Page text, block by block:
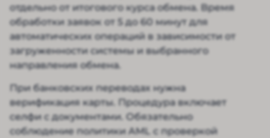
отдельно от итогового курса обмена. Время
обработки заявок от 5 до 60 минут для
автоматических операций в зависимости от
загруженности системы и выбранного
направления обмена.
При банковских переводах нужна
верификация карты. Процедура включает
селфи с документами. Обязательно
соблюдение политики AML с проверкой